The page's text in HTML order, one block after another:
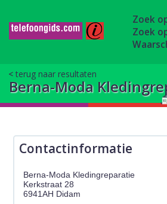
Zoek
Zoek
terug naar resultaten
Berna-Moda
Contactinformatie
Berna-Moda Kledingreparatie
Kerkstraat 28
6941AH Didam